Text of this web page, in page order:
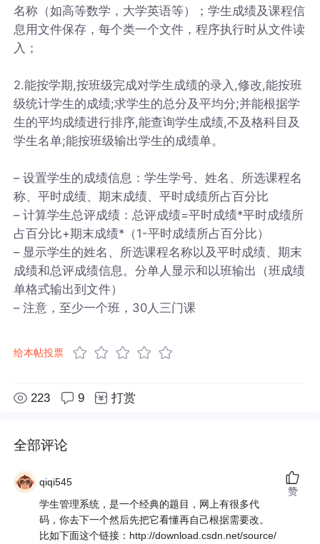
名称（如高等数学，大学英语等）；学生成绩及课程信
息用文件保存，每个类一个文件，程序执行时从文件读
入；
2.能按学期,按班级完成对学生成绩的录入,修改,能按班
级统计学生的成绩;求学生的总分及平均分;并能根据学
生的平均成绩进行排序,能查询学生成绩,不及格科目及
学生名单;能按班级输出学生的成绩单。
– 设置学生的成绩信息：学生学号、姓名、所选课程名
称、平时成绩、期末成绩、平时成绩所占百分比
– 计算学生总评成绩：总评成绩=平时成绩*平时成绩所
占百分比+期末成绩*（1-平时成绩所占百分比）
– 显示学生的姓名、所选课程名称以及平时成绩、期末
成绩和总评成绩信息。分单人显示和以班输出（班成绩
单格式输出到文件）
– 注意，至少一个班，30人三门课
给本帖投票
223 9 打赏
全部评论
qiqi545
学生管理系统，是一个经典的题目，网上有很多代
码，你去下一个然后先把它看懂再自己根据需要改。
比如下面这个链接：http://download.csdn.net/source/
赞